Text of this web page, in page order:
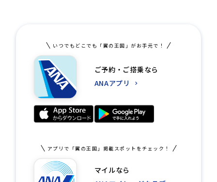
いつでもどこでも「翼の王国」がお手元で！
ご予約・ご搭乗なら
ANAアプリ
アプリで「翼の王国」掲載スポットをチェック！
マイルなら